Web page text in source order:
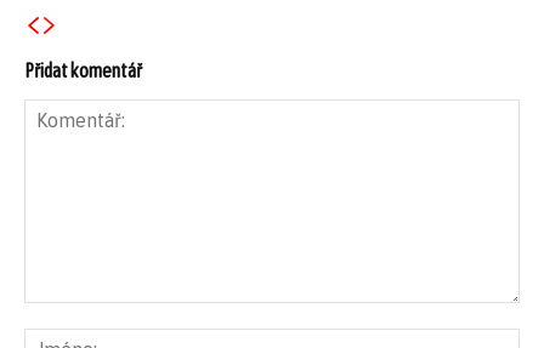
Přidat komentář